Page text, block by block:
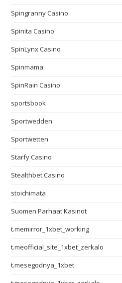
Spingranny Casino
Spinita Casino
SpinLynx Casino
Spinmama
SpinRain Casino
sportsbook
Sportwedden
Sportwetten
Starfy Casino
Stealthbet Casino
stoichimata
Suomen Parhaat Kasinot
t.memirror_1xbet_working
t.meofficial_site_1xbet_zerkalo
t.mesegodnya_1xbet